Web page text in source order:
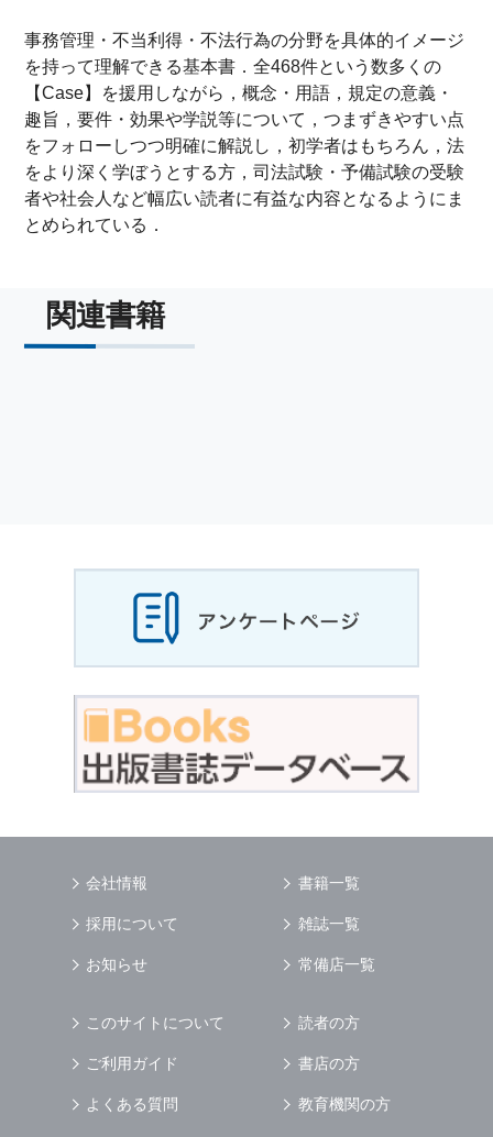
事務管理・不当利得・不法行為の分野を具体的イメージ
を持って理解できる基本書．全468件という数多くの
【Case】を援用しながら，概念・用語，規定の意義・
趣旨，要件・効果や学説等について，つまずきやすい点
をフォローしつつ明確に解説し，初学者はもちろん，法
をより深く学ぼうとする方，司法試験・予備試験の受験
者や社会人など幅広い読者に有益な内容となるようにま
とめられている．
関連書籍
会社情報
採用について
お知らせ
書籍一覧
雑誌一覧
常備店一覧
このサイトについて
ご利用ガイド
よくある質問
読者の方
書店の方
教育機関の方